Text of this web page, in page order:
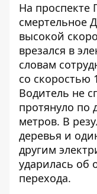
На
смертельное
высокой
врезался в
словам
со скоростью
Водитель не
протянуло по
метров. В
деревья и
другим
ударилась об
перехода.